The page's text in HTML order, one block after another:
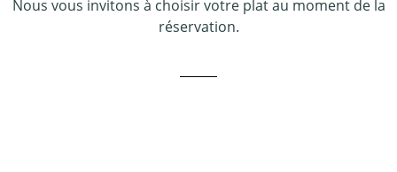
Nous vous invitons à choisir votre plat au moment de la
réservation.